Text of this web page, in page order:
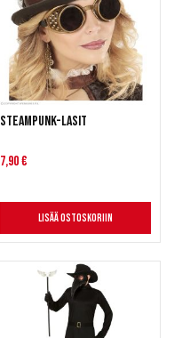
Steampunk-lasit
7,90 €
Lisää ostoskoriin